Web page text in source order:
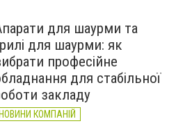
для шаурми та
для шаурми: як
професійне
для стабільної
закладу
НОВИНИ КОМПАНІЙ